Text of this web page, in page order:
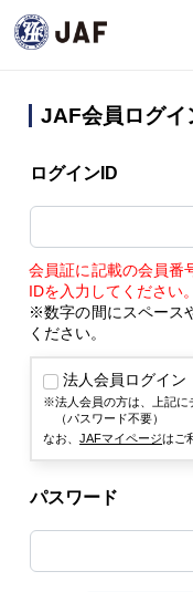
JAF会員ログイ
ログインID
会員証に記載の会員番
IDを入力してください。
※数字の間にスペース
ください。
法人会員ログイン
法人会員の方は、上記に
（パスワード不要）
なお、JAFマイページはご
パスワード